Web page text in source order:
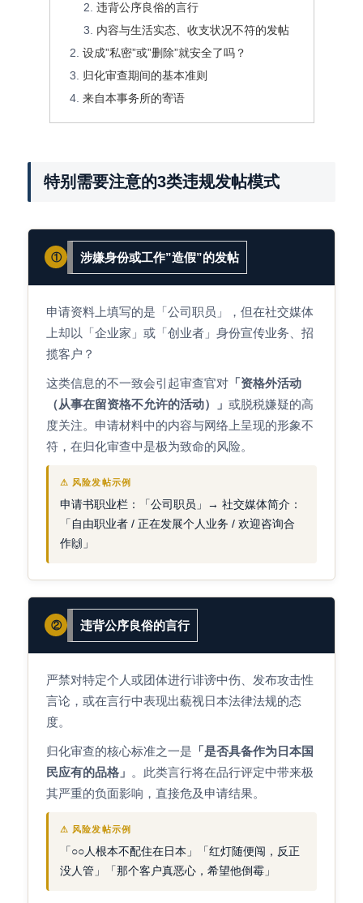
违背公序良俗的言行
内容与生活实态、收支状况不符的发帖
设成”私密”或”删除”就安全了吗？
归化审查期间的基本准则
来自本事务所的寄语
特别需要注意的3类违规发帖模式
① 涉嫌身份或工作”造假”的发帖
申请资料上填写的是「公司职员」，但在社交媒体
上却以「企业家」或「创业者」身份宣传业务、招
揽客户？
这类信息的不一致会引起审查官对 「资格外活动
（从事在留资格不允许的活动）」 或脱税嫌疑的高
度关注。申请材料中的内容与网络上呈现的形象不
符，在归化审查中是极为致命的风险。
⚠ 风险发帖示例
申请书职业栏：「公司职员」→ 社交媒体简介：
「自由职业者 / 正在发展个人业务 / 欢迎咨询合
作🙌」
② 违背公序良俗的言行
严禁对特定个人或团体进行诽谤中伤、发布攻击性
言论，或在言行中表现出藐视日本法律法规的态
度。
归化审查的核心标准之一是 「是否具备作为日本国
民应有的品格」
。此类言行将在品行评定中带来极
其严重的负面影响，直接危及申请结果。
⚠ 风险发帖示例
「○○人根本不配住在日本」「红灯随便闯，反正
没人管」「那个客户真恶心，希望他倒霉」